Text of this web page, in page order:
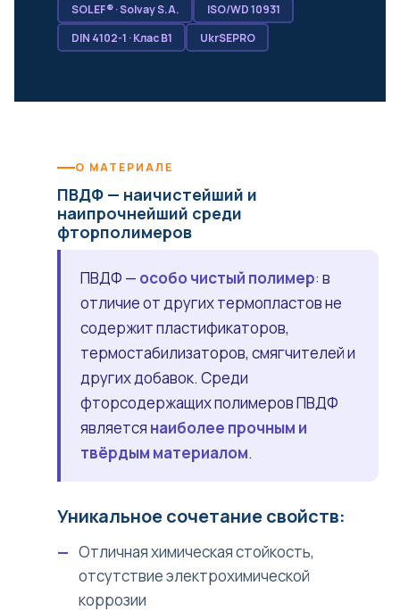
SOLEF® · Solvay S.A.
ISO/WD 10931
DIN 4102-1 · Клас B1
UkrSEPRO
О МАТЕРИАЛЕ
ПВДФ — наичистейший и
наипрочнейший среди
фторполимеров
ПВДФ — особо чистый полимер: в
отличие от других термопластов не
содержит пластификаторов,
термостабилизаторов, смягчителей и
других добавок. Среди
фторсодержащих полимеров ПВДФ
является наиболее прочным и
твёрдым материалом.
Уникальное сочетание свойств:
Отличная химическая стойкость,
отсутствие электрохимической
коррозии